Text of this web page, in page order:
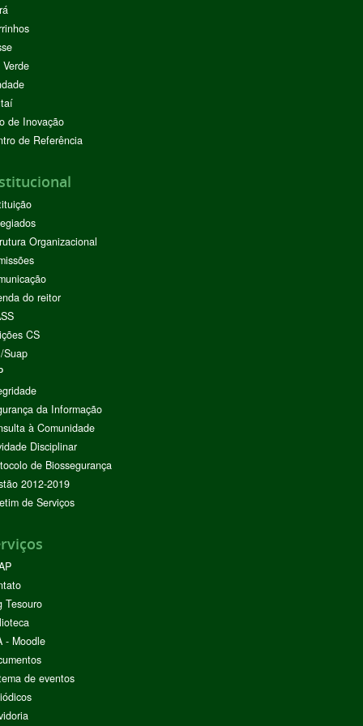
de Inovação
de Referência
Organizacional
do reitor
CS
Suap
da Informação
à Comunidade
Disciplinar
de Biossegurança
2012-2019
de Serviços
Tesouro
- Moodle
de eventos